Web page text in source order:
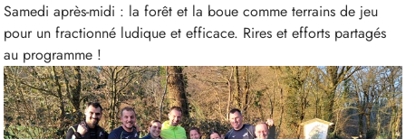
Samedi après-midi : la forêt et la boue comme terrains de jeu
pour un fractionné ludique et efficace. Rires et efforts partagés
au programme !